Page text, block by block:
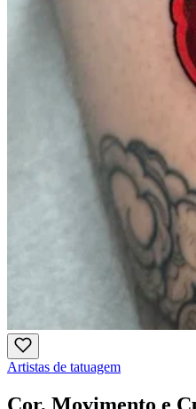
Artistas de tatuagem